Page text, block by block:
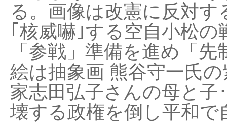
る。画像は改憲に反対
｢核威嚇｣する空自小松
「参戦」準備を進め「
絵は抽象画 熊谷守一氏
家志田弘子さんの母と子
壊する政権を倒し平和